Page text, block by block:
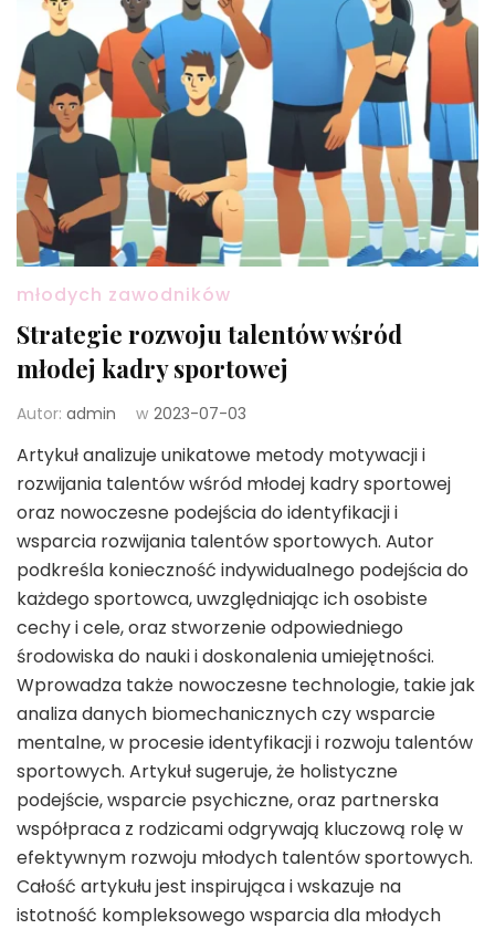
młodych zawodników
Strategie rozwoju talentów wśród
młodej kadry sportowej
Autor: admin w 2023-07-03
Artykuł analizuje unikatowe metody motywacji i
rozwijania talentów wśród młodej kadry sportowej
oraz nowoczesne podejścia do identyfikacji i
wsparcia rozwijania talentów sportowych. Autor
podkreśla konieczność indywidualnego podejścia do
każdego sportowca, uwzględniając ich osobiste
cechy i cele, oraz stworzenie odpowiedniego
środowiska do nauki i doskonalenia umiejętności.
Wprowadza także nowoczesne technologie, takie jak
analiza danych biomechanicznych czy wsparcie
mentalne, w procesie identyfikacji i rozwoju talentów
sportowych. Artykuł sugeruje, że holistyczne
podejście, wsparcie psychiczne, oraz partnerska
współpraca z rodzicami odgrywają kluczową rolę w
efektywnym rozwoju młodych talentów sportowych.
Całość artykułu jest inspirująca i wskazuje na
istotność kompleksowego wsparcia dla młodych